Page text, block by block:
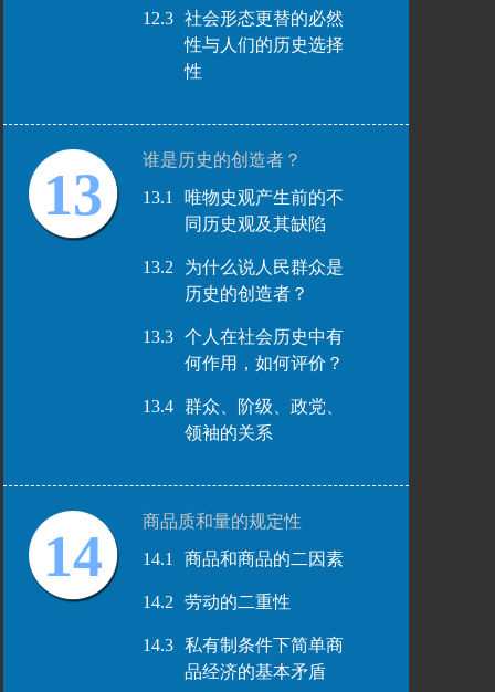
12.3
社会形态更替的必然
性与人们的历史选择
性
13
谁是历史的创造者？
13.1
唯物史观产生前的不
同历史观及其缺陷
13.2
为什么说人民群众是
历史的创造者？
13.3
个人在社会历史中有
何作用，如何评价？
13.4
群众、阶级、政党、
领袖的关系
14
商品质和量的规定性
14.1
商品和商品的二因素
14.2 劳动的二重性
14.3
私有制条件下简单商
品经济的基本矛盾